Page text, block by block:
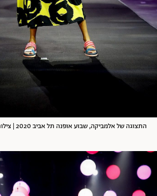
התצוגה של אלמביקה, שבוע אופנה תל אביב 2020 | צילום: גיל חיון